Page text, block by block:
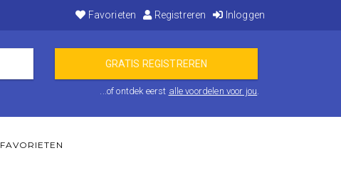
Favorieten Registreren Inloggen
...of ontdek eerst alle voordelen voor jou.
FAVORIETEN